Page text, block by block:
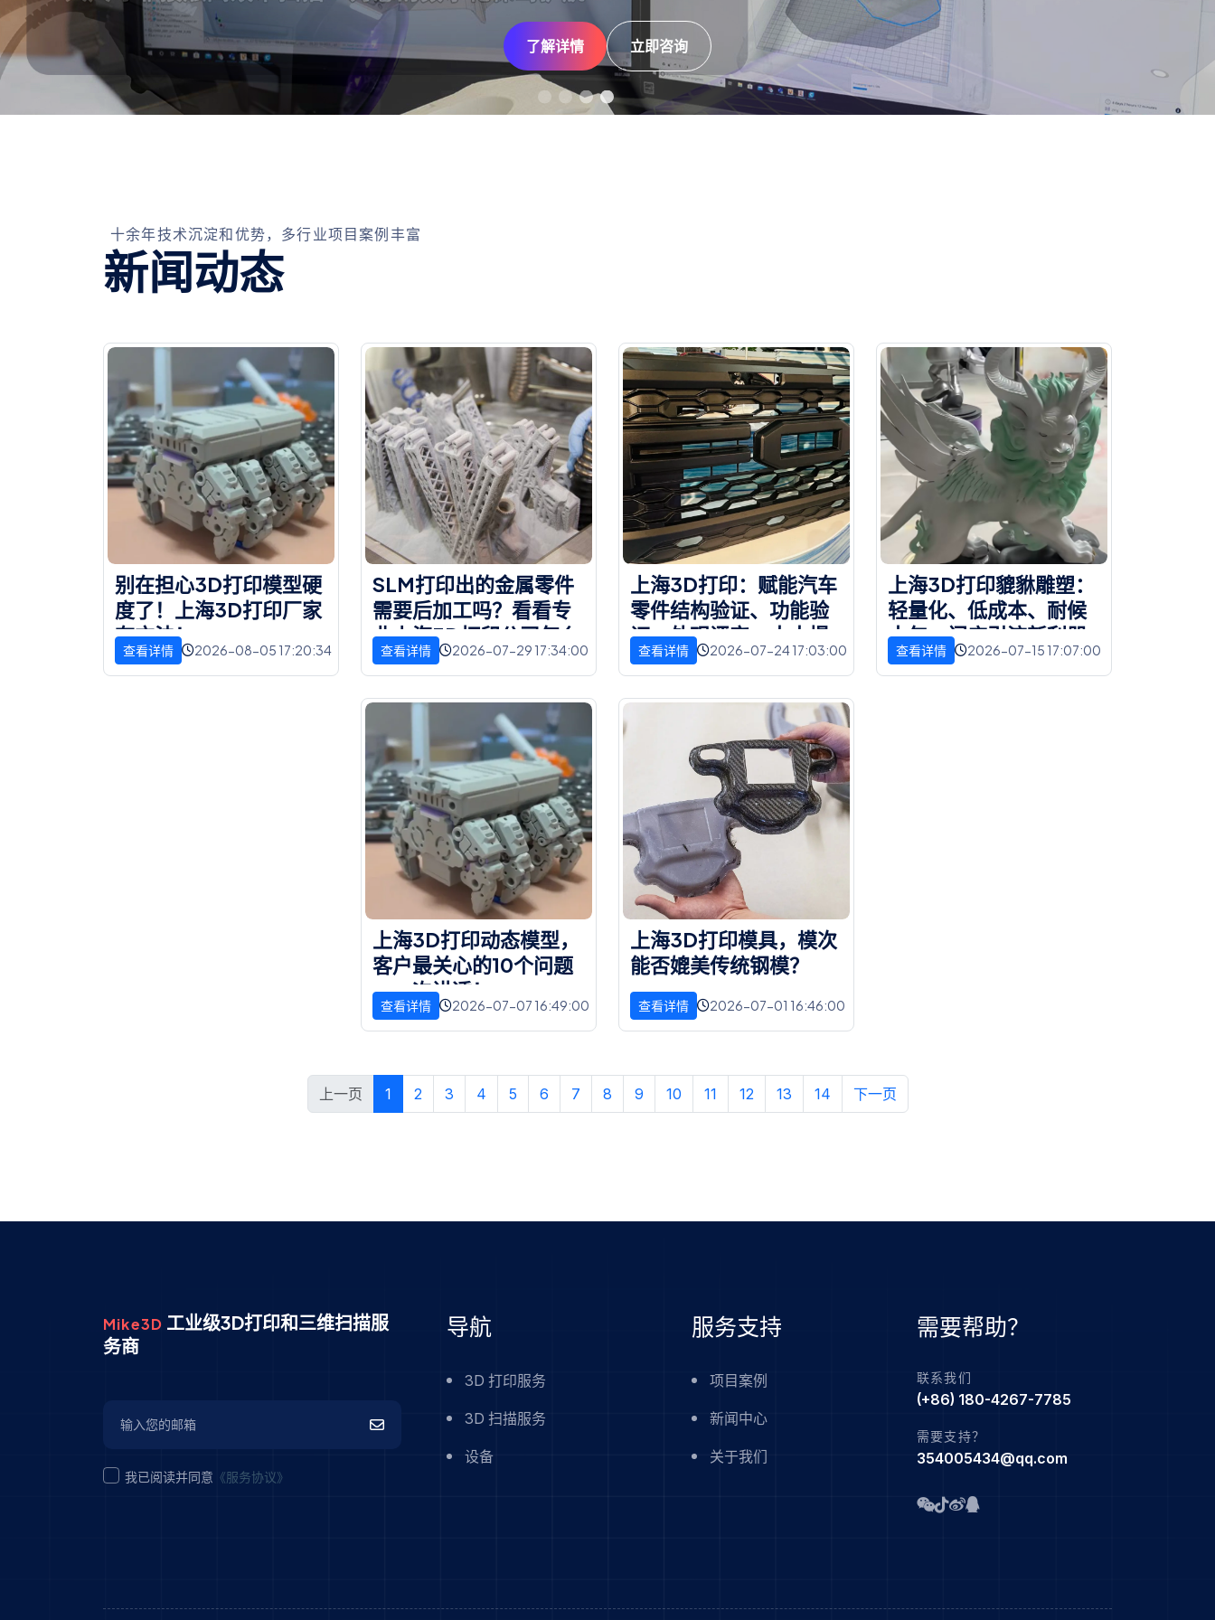
了解详情 立即咨询
了解详情 立即咨询
了解详情 立即咨询
了解详情 立即咨询
十余年技术沉淀和优势，多行业项目案例丰富
新闻动态
别在担心3D打印模型硬
度了！ 上海3D打印厂家
有方法！
查看详情 2026-08-05 17:20:34
SLM打印出的金属零件
需要后加工吗？ 看看专
业上海3D 打印 公 司怎 么
说查看详情 2026-07-29 17:34:00
上海3D打印： 赋能汽车
零件结构验证、 功能验
证、外观评审 大 大 提
高研发效率
查看详情 2026-07-24 17:03:00
上海3D打印貔貅雕塑：
轻量化、 低成本、 耐候
十年，门店引流新利器
查看详情 2026-07-15 17:07:00
上海3D打印动态模型，
客户最关心的10个问题
，一次讲透！
查看详情 2026-07-07 16:49:00
上海3D打印模具， 模次
能否媲美传统钢模？
查看详情 2026-07-01 16:46:00
上一页 1 2 3 4 5 6 7 8 9 10 11 12 13 14 下一页
Mike3D 工业级3D打印和三维扫描服
务商
我已阅读并同意 《服务协议》
导航
3D 打印服务
3D 扫描服务
设备
服务支持
项目案例
新闻中心
关于我们
需要帮助？
联系我们
(+86) 180-4267-7785
需要支持？
354005434@qq.com